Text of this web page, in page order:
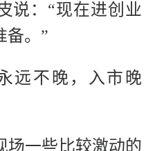
说：“现在进创业
备。”
远不晚，入市晚
场一些比较激动的